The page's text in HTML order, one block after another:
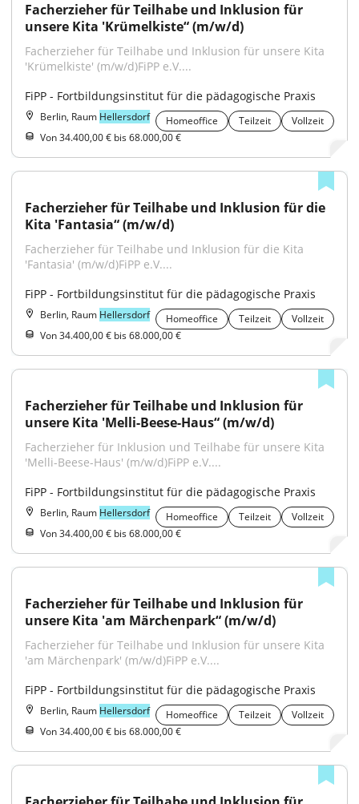
Facherzieher für Teilhabe und Inklusion für
unsere Kita 'Krümelkiste“ (m/w/d)
Facherzieher für Teilhabe und Inklusion für unsere Kita
'Krümelkiste' (m/w/d)FiPP e.V....
FiPP - Fortbildungsinstitut für die pädagogische Praxis
Berlin, Raum Hellersdorf Homeoffice Teilzeit
Vollzeit
Von 34.400,00 € bis 68.000,00 €
Facherzieher für Teilhabe und Inklusion für die
Kita 'Fantasia“ (m/w/d)
Facherzieher für Teilhabe und Inklusion für die Kita
'Fantasia' (m/w/d)FiPP e.V....
FiPP - Fortbildungsinstitut für die pädagogische Praxis
Berlin, Raum Hellersdorf Homeoffice Teilzeit
Vollzeit
Von 34.400,00 € bis 68.000,00 €
Facherzieher für Teilhabe und Inklusion für
unsere Kita 'Melli-Beese-Haus“ (m/w/d)
Facherzieher für Inklusion und Teilhabe für unsere Kita
'Melli-Beese-Haus' (m/w/d)FiPP e.V....
FiPP - Fortbildungsinstitut für die pädagogische Praxis
Berlin, Raum Hellersdorf Homeoffice Teilzeit
Vollzeit
Von 34.400,00 € bis 68.000,00 €
Facherzieher für Teilhabe und Inklusion für
unsere Kita 'am Märchenpark“ (m/w/d)
Facherzieher für Teilhabe und Inklusion für unsere Kita
'am Märchenpark' (m/w/d)FiPP e.V....
FiPP - Fortbildungsinstitut für die pädagogische Praxis
Berlin, Raum Hellersdorf Homeoffice Teilzeit
Vollzeit
Von 34.400,00 € bis 68.000,00 €